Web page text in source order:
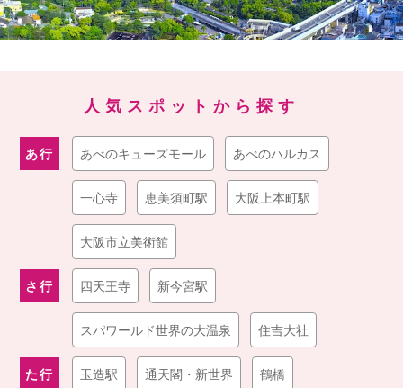
人気スポットから探す
あ行 あべのキューズモール あべのハルカス
一心寺 恵美須町駅 大阪上本町駅
大阪市立美術館
さ行 四天王寺 新今宮駅
スパワールド世界の大温泉 住吉大社
た行 玉造駅 通天閣・新世界 鶴橋